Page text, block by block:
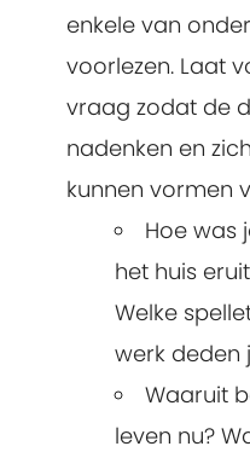
enkele van
voorlezen. Laat
vraag zodat de
nadenken en
kunnen vormen
Hoe was
het huis
Welke
werk deden
Waaruit
leven nu?